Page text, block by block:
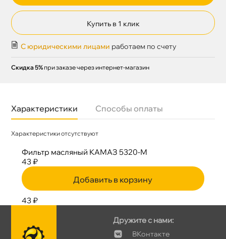
Купить в 1 клик
С юридическими лицами работаем по счету
Скидка 5% при заказе через интернет-магазин
Характеристики Способы оплаты
Характеристики отсутствуют
Фильтр масляный КАМАЗ 5320-М
43 ₽
Добавить в корзину
43 ₽
Дружите с нами:
Контакте